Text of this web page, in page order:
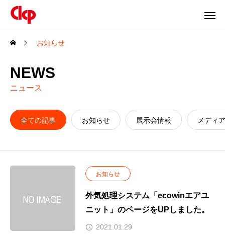
お知らせ
NEWS
ニュース
全ての記事 お知らせ 展示会情報 メディ
お知らせ
外気処理システム「ecowinエアユ
ニット」のページをUPしました。
2021.01.29